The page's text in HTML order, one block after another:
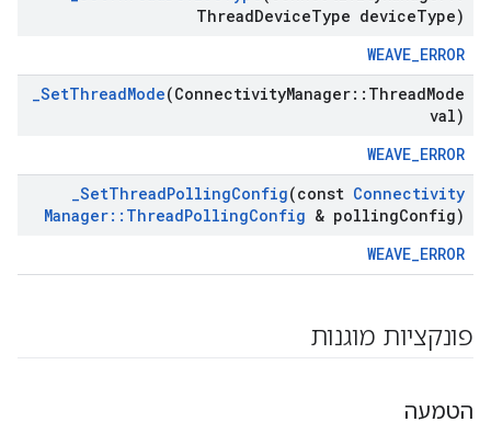
ThreadDeviceType deviceType)
WEAVE_ERROR
_SetThreadMode(ConnectivityManager:: ThreadMode
val)
WEAVE_ERROR
_SetThreadPollingConfig(const Connectivity
Manager:: ThreadPollingConfig & pollingConfig)
WEAVE_ERROR
פונקציות מוגנות
הטמעה